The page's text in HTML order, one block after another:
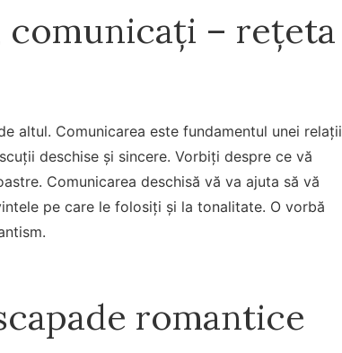
– rețeta
altul. Comunicarea este fundamentul unei relații
deschise și sincere. Vorbiți despre ce vă
Comunicarea deschisă vă va ajuta să vă
pe care le folosiți și la tonalitate. O vorbă
romantice